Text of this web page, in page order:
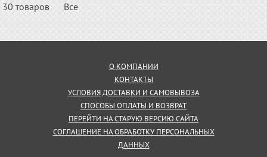
30 товаров
Все
О КОМПАНИИ
КОНТАКТЫ
УСЛОВИЯ ДОСТАВКИ И САМОВЫВОЗА
СПОСОБЫ ОПЛАТЫ И ВОЗВРАТ
ПЕРЕЙТИ НА СТАРУЮ ВЕРСИЮ САЙТА
СОГЛАШЕНИЕ НА ОБРАБОТКУ ПЕРСОНАЛЬНЫХ
ДАННЫХ